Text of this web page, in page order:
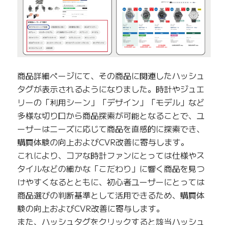
商品詳細ページにて、その商品に関連したハッシュ
タグが表示されるようになりました。時計やジュエ
リーの「利用シーン」「デザイン」「モデル」など
多様な切り口から商品探索が可能となることで、ユ
ーザーはニーズに応じて商品を直感的に探索でき、
購買体験の向上およびCVR改善に寄与します。
これにより、コアな時計ファンにとっては仕様やス
タイルなどの細かな「こだわり」に響く商品を見つ
けやすくなるとともに、初心者ユーザーにとっては
商品選びの判断基準として活用できるため、購買体
験の向上およびCVR改善に寄与します。
また、ハッシュタグをクリックすると該当ハッシュ